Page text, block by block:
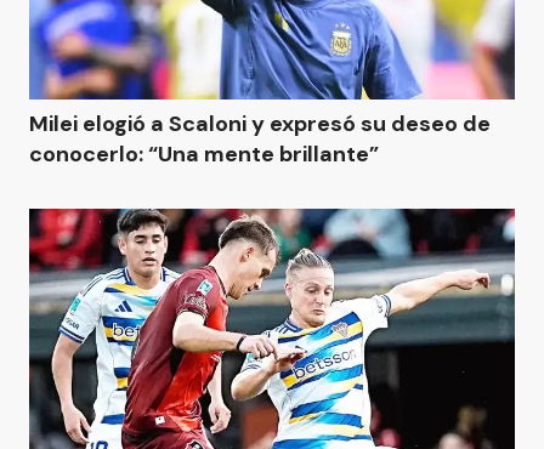
Milei elogió a Scaloni y expresó su deseo de
conocerlo: “Una mente brillante”